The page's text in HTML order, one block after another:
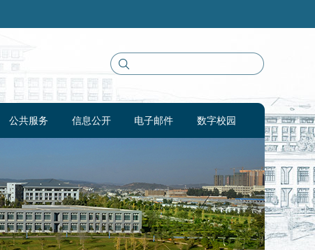
公共服务 信息公开 电子邮件 数字校园